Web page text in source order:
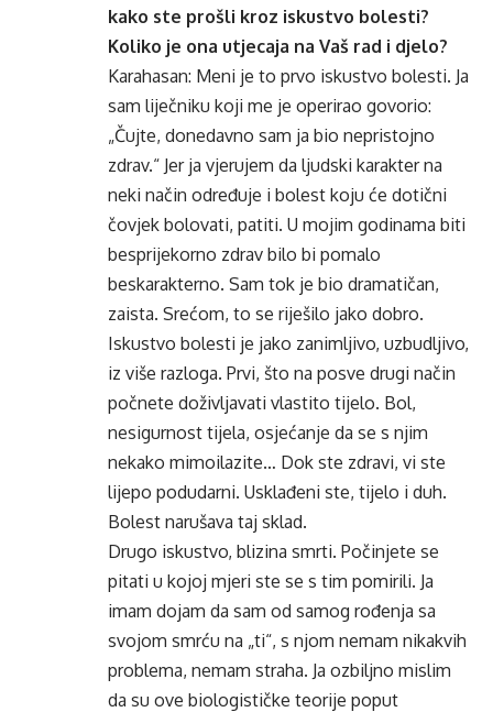
kako ste prošli kroz iskustvo bolesti?
Koliko je ona utjecaja na Vaš rad i djelo?
Karahasan: Meni je to prvo iskustvo bolesti. Ja
sam liječniku koji me je operirao govorio:
„Čujte, donedavno sam ja bio nepristojno
zdrav.“ Jer ja vjerujem da ljudski karakter na
neki način određuje i bolest koju će dotični
čovjek bolovati, patiti. U mojim godinama biti
besprijekorno zdrav bilo bi pomalo
beskarakterno. Sam tok je bio dramatičan,
zaista. Srećom, to se riješilo jako dobro.
Iskustvo bolesti je jako zanimljivo, uzbudljivo,
iz više razloga. Prvi, što na posve drugi način
počnete doživljavati vlastito tijelo. Bol,
nesigurnost tijela, osjećanje da se s njim
nekako mimoilazite… Dok ste zdravi, vi ste
lijepo podudarni. Usklađeni ste, tijelo i duh.
Bolest narušava taj sklad.
Drugo iskustvo, blizina smrti. Počinjete se
pitati u kojoj mjeri ste se s tim pomirili. Ja
imam dojam da sam od samog rođenja sa
svojom smrću na „ti“, s njom nemam nikakvih
problema, nemam straha. Ja ozbiljno mislim
da su ove biologističke teorije poput